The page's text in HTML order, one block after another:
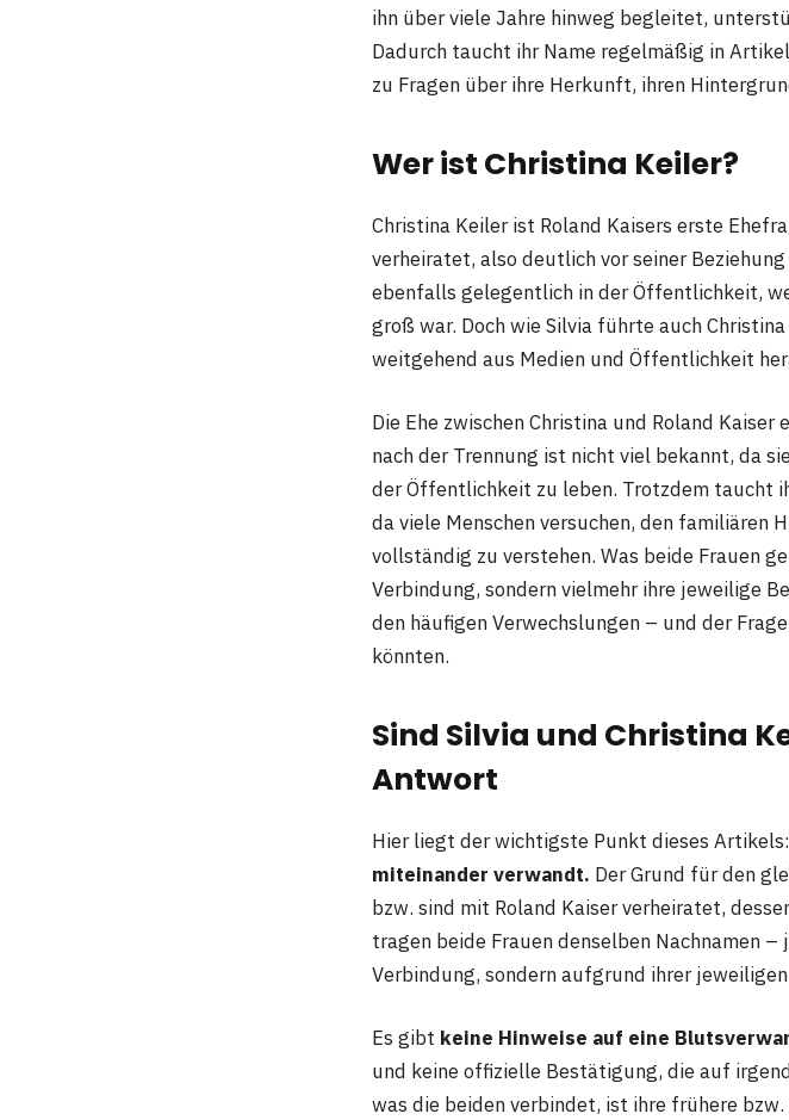
ihn über viele Jahre hinweg begleitet,
Dadurch taucht ihr Name regelmäßig in
zu Fragen über ihre Herkunft, ihren
Wer ist Christina Keiler?
Christina Keiler ist Roland Kaisers erste
verheiratet, also deutlich vor seiner
ebenfalls gelegentlich in der Öffentlichkeit,
groß war. Doch wie Silvia führte auch
weitgehend aus Medien und Öffentlichkeit
Die Ehe zwischen Christina und Roland
nach der Trennung ist nicht viel bekannt, da
der Öffentlichkeit zu leben. Trotzdem taucht
da viele Menschen versuchen, den familiären
vollständig zu verstehen. Was beide Frauen
Verbindung, sondern vielmehr ihre jeweilige
den häufigen Verwechslungen – und der
könnten.
Sind Silvia und Christina
Antwort
Hier liegt der wichtigste Punkt dieses Artikels:
miteinander verwandt. Der Grund für den
bzw. sind mit Roland Kaiser verheiratet,
tragen beide Frauen denselben Nachnamen
Verbindung, sondern aufgrund ihrer jeweiligen
Es gibt keine Hinweise auf eine
und keine offizielle Bestätigung, die auf
was die beiden verbindet, ist ihre frühere